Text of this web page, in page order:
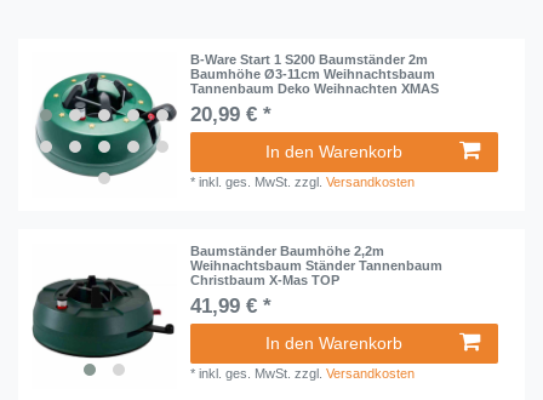
B-Ware Start 1 S200 Baumständer 2m
Baumhöhe Ø3-11cm Weihnachtsbaum
Tannenbaum Deko Weihnachten XMAS
20,99 € *
In den Warenkorb
*inkl. ges. MwSt. zzgl.Versandkosten
Baumständer Baumhöhe 2,2m
Weihnachtsbaum Ständer Tannenbaum
Christbaum X-Mas TOP
41,99 € *
In den Warenkorb
*inkl. ges. MwSt. zzgl.Versandkosten